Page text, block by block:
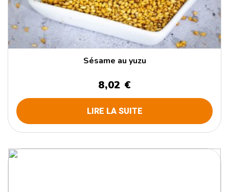
Sésame au yuzu
8,02 €
LIRE LA SUITE